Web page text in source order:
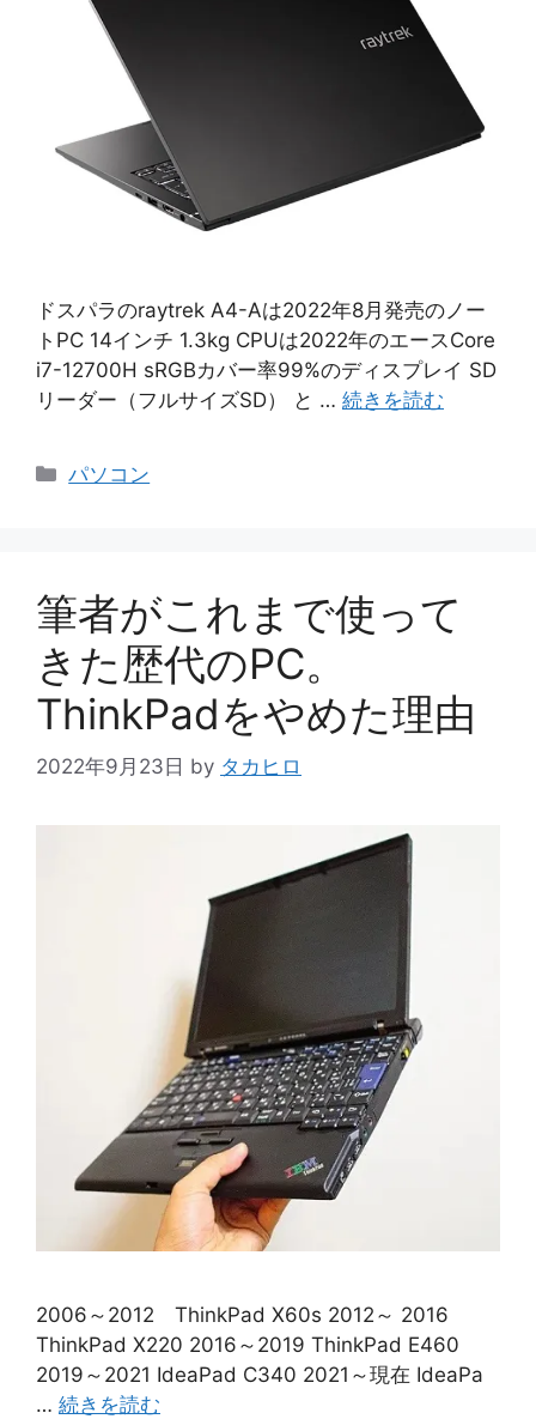
ドスパラのraytrek A4-Aは2022年8月発売のノー
トPC 14インチ 1.3kg CPUは2022年のエースCore
i7-12700H sRGBカバー率99%のディスプレイ SD
リーダー（フルサイズSD） と … 続きを読む
カ
パソコン
筆者がこれまで使って
きた歴代のPC。
ThinkPadをやめた理由
2022年9月23日 by タカヒロ
2006～2012 ThinkPad X60s 2012～ 2016
ThinkPad X220 2016～2019 ThinkPad E460
2019～2021 IdeaPad C340 2021～現在 IdeaPa
… 続きを読む